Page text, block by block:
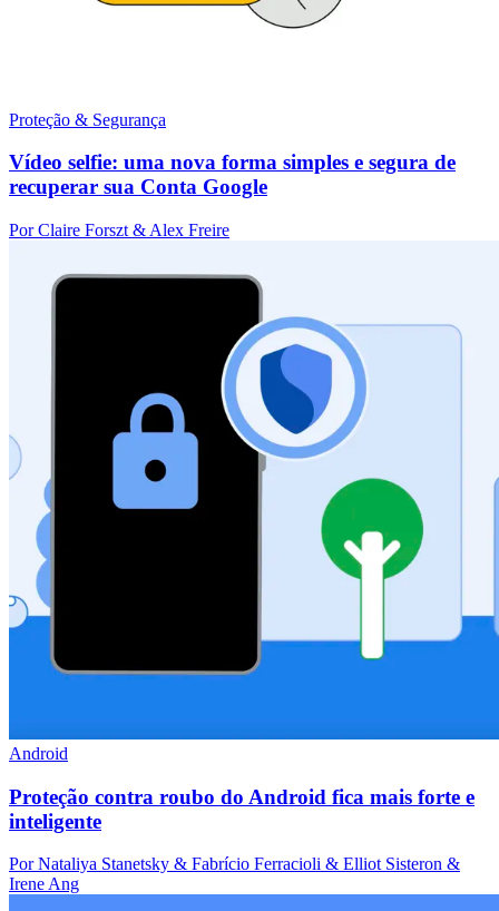
Proteção & Segurança
Vídeo selfie: uma nova forma simples e segura de
recuperar sua Conta Google
Por Claire Forszt & Alex Freire
Android
Proteção contra roubo do Android fica mais forte e
inteligente
Por Nataliya Stanetsky & Fabrício Ferracioli & Elliot Sisteron &
Irene Ang